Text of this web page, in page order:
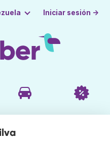
Iniciar sesión →